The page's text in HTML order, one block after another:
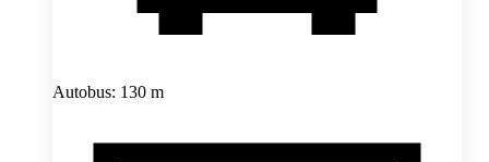
Autobus: 130 m